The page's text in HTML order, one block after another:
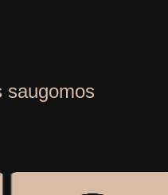
saugomos